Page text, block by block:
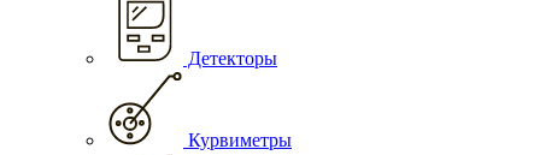
Детекторы
Курвиметры